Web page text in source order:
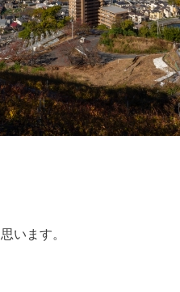
います。